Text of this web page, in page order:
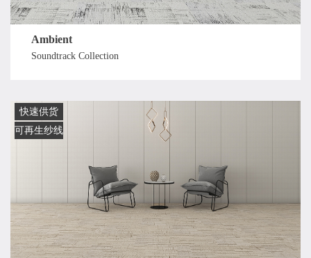
Ambient
Soundtrack Collection
快速供货
可再生纱线